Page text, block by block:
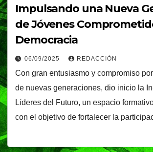
Impulsando una Nueva
de Jóvenes
Democracia
06/09/2025 REDACCIÓN
Con gran entusiasmo y compromiso
de nuevas generaciones, dio inicio la
Líderes del Futuro, un espacio
con el objetivo de fortalecer la